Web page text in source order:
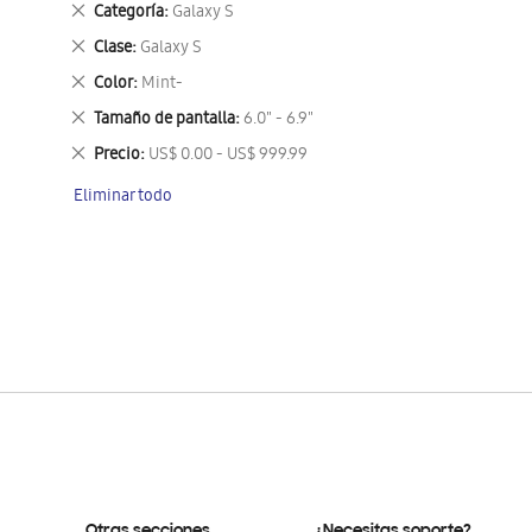
Categoría Galaxy S
Eliminar
este
artículo
Clase Galaxy S
Eliminar
este
artículo
Color Mint-
Eliminar
este
artículo
Tamaño de pantalla 6.0" - 6.9"
Eliminar
este
artículo
Precio US$ 0.00 - US$ 999.99
Eliminar
artículo
Eliminar todo